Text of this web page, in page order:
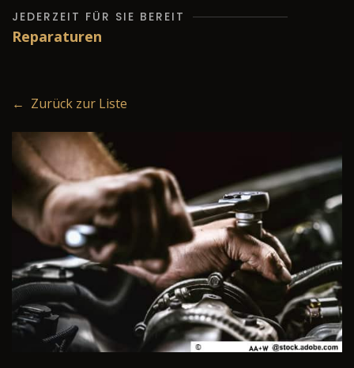
JEDERZEIT FÜR SIE BEREIT
Reparaturen
← Zurück zur Liste